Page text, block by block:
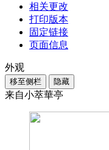
相关更改
打印版本
固定链接
页面信息
外观
移至侧栏 隐藏
来自小萃華亭